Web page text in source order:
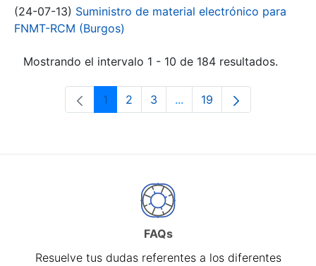
(24-07-13) Suministro de material electrónico para
FNMT-RCM (Burgos)
Mostrando el intervalo 1 - 10 de 184 resultados.
Página
1 Página
2 Página
3 ...Páginas intermedias Use
Página
19
FAQs
Resuelve tus dudas referentes a los diferentes